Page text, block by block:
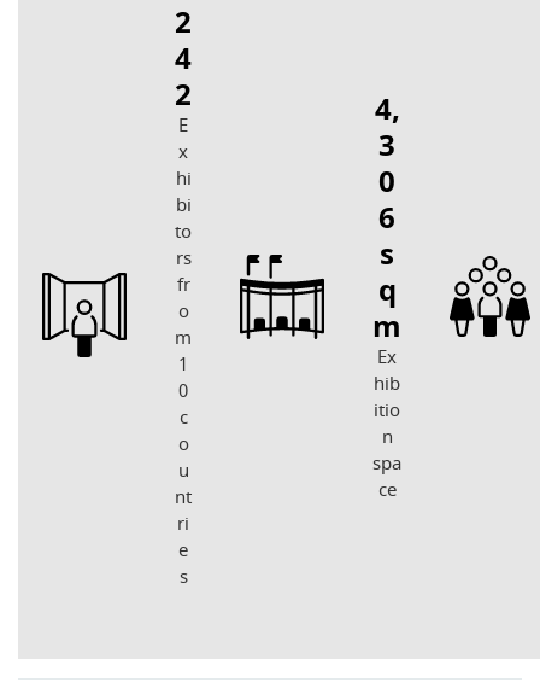
2
4
2
E
x
hi
bi
to
rs
fr
o
m
1
0
c
o
u
nt
ri
e
s
4,
3
0
6
s
q
m
Ex
hib
itio
n
spa
ce